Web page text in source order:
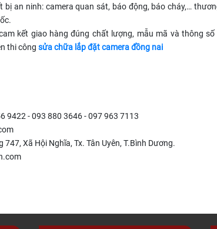
bị an ninh: camera quan sát, báo động, báo cháy,…
kết giao hàng đúng chất lượng, mẫu mã và thông
thi công sửa chữa lắp đặt camera đồng nai
9422 - 093 880 3646 - 097 963 7113
Xã Hội Nghĩa, Tx. Tân Uyên, T.Bình Dương.